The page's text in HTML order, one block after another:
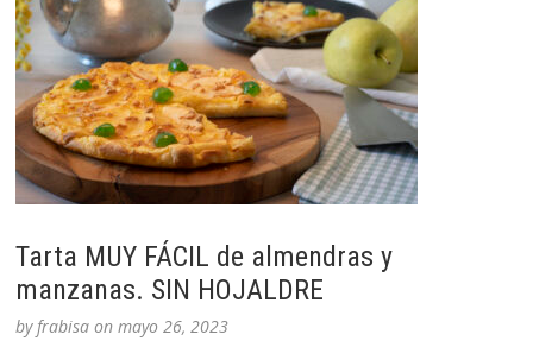
Tarta MUY FÁCIL de almendras y
manzanas. SIN HOJALDRE
byfrabisa onmayo 26, 2023